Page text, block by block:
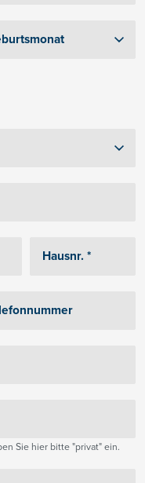
Sie hier bitte "privat" ein.